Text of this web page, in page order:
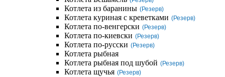
Котлета из баранины (Резерв)
Котлета куриная с креветками (Резерв)
Котлета по-венгерски (Резерв)
Котлета по-киевски (Резерв)
Котлета по-русски (Резерв)
Котлета рыбная
Котлета рыбная под шубой (Резерв)
Котлета щучья (Резерв)